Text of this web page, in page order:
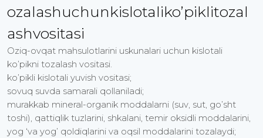
ozalashuchunkislotaliko’piklitozal
ashvositasi
Oziq-ovqat mahsulotlarini uskunalari uchun kislotali
ko’pikni tozalash vositasi.
ko’pikli kislotali yuvish vositasi;
sovuq suvda samarali qollaniladi;
murakkab mineral-organik moddalarni (suv, sut, go’sht
toshi), qattiqlik tuzlarini, shkalani, temir oksidli moddalarini,
yog ‘va yog’ qoldiqlarini va oqsil moddalarini tozalaydi;